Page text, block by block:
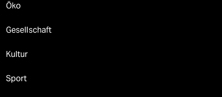
Öko
Gesellschaft
Kultur
Sport